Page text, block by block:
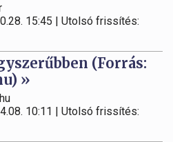
15:45 | Utolsó frissítés:
(Forrás:
»
10:11 | Utolsó frissítés: